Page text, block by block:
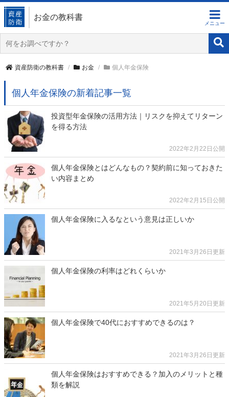
お金の教科書
資産防衛の教科書 お金 個人年金保険
個人年金保険の新着記事一覧
投資型年金保険の活用方法｜リスクを抑えてリターン
を得る方法
2022年2月22日公開
個人年金保険とはどんなもの？契約前に知っておきた
い内容まとめ
2022年2月15日公開
個人年金保険に入るなという意見は正しいか
2021年3月26日更新
個人年金保険の利率はどれくらいか
2021年5月20日更新
個人年金保険で40代におすすめできるのは？
2021年3月26日更新
個人年金保険はおすすめできる？加入のメリットと種
類を解説